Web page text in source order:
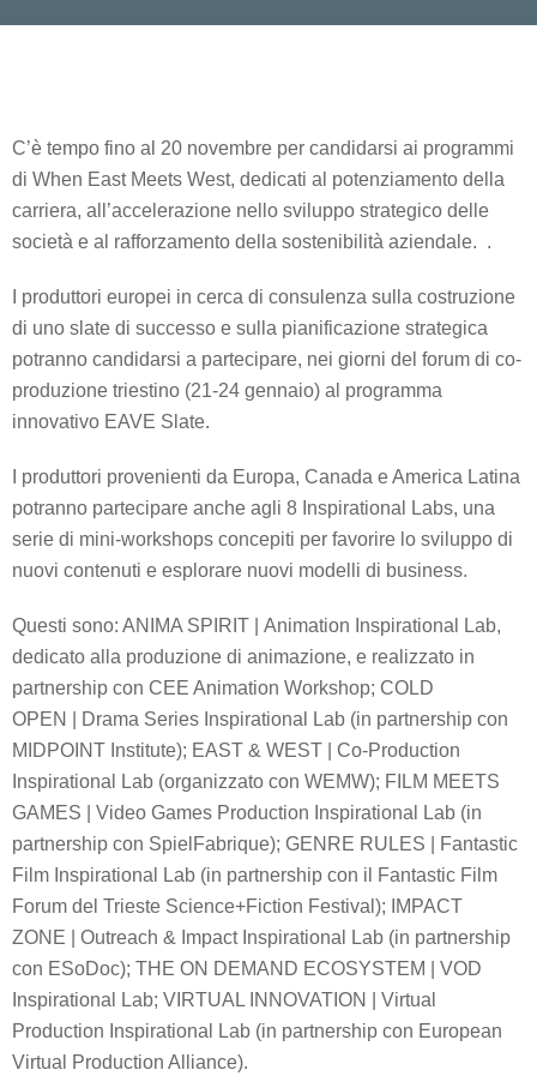
C’è tempo fino al 20 novembre per candidarsi ai programmi
di When East Meets West, dedicati al potenziamento della
carriera, all’accelerazione nello sviluppo strategico delle
società e al rafforzamento della sostenibilità aziendale. .
I produttori europei in cerca di consulenza sulla costruzione
di uno slate di successo e sulla pianificazione strategica
potranno candidarsi a partecipare, nei giorni del forum di co-
produzione triestino (21-24 gennaio) al programma
innovativo EAVE Slate.
I produttori provenienti da Europa, Canada e America Latina
potranno partecipare anche agli 8 Inspirational Labs, una
serie di mini-workshops concepiti per favorire lo sviluppo di
nuovi contenuti e esplorare nuovi modelli di business.
Questi sono: ANIMA SPIRIT | Animation Inspirational Lab,
dedicato alla produzione di animazione, e realizzato in
partnership con CEE Animation Workshop; COLD
OPEN | Drama Series Inspirational Lab (in partnership con
MIDPOINT Institute); EAST & WEST | Co-Production
Inspirational Lab (organizzato con WEMW); FILM MEETS
GAMES | Video Games Production Inspirational Lab (in
partnership con SpielFabrique); GENRE RULES | Fantastic
Film Inspirational Lab (in partnership con il Fantastic Film
Forum del Trieste Science+Fiction Festival); IMPACT
ZONE | Outreach & Impact Inspirational Lab (in partnership
con ESoDoc); THE ON DEMAND ECOSYSTEM | VOD
Inspirational Lab; VIRTUAL INNOVATION | Virtual
Production Inspirational Lab (in partnership con European
Virtual Production Alliance).